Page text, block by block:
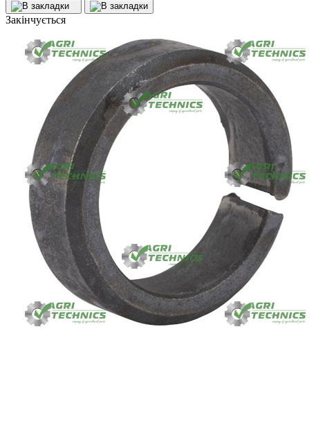
Закінчується